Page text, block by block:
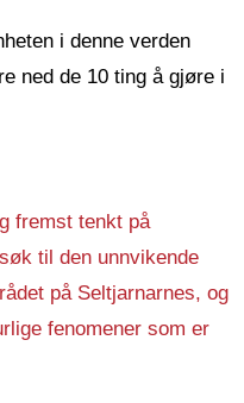
i denne verden
ned de 10 ting å gjøre i
fremst tenkt på
til den unnvikende
på Seltjarnarnes, og
fenomener som er